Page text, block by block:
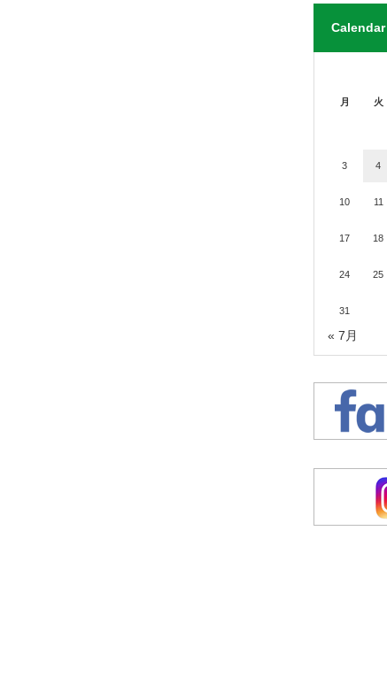
Calendar
月
火
3 4
10 11
17 18
24 25
31
« 7月